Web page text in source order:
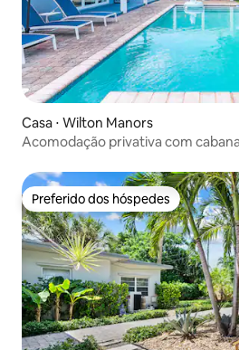
Casa ⋅ Wilton Manors
Acomodação privativa com
Preferido dos hóspedes
Preferido dos hóspedes